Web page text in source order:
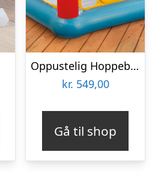
Oppustelig Hoppeborg – Intex
kr. 549,00
Gå til shop